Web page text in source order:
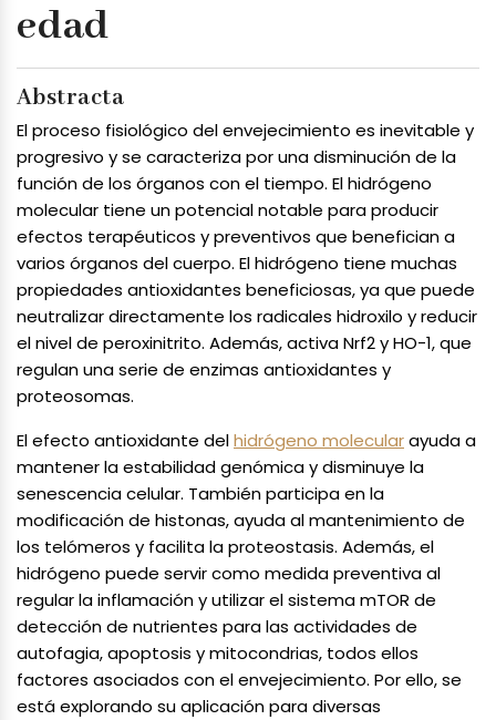
edad
Abstracta
El proceso fisiológico del envejecimiento es inevitable y
progresivo y se caracteriza por una disminución de la
función de los órganos con el tiempo. El hidrógeno
molecular tiene un potencial notable para producir
efectos terapéuticos y preventivos que benefician a
varios órganos del cuerpo. El hidrógeno tiene muchas
propiedades antioxidantes beneficiosas, ya que puede
neutralizar directamente los radicales hidroxilo y reducir
el nivel de peroxinitrito. Además, activa Nrf2 y HO-1, que
regulan una serie de enzimas antioxidantes y
proteosomas.
El efecto antioxidante delhidrógeno molecularayuda a
mantener la estabilidad genómica y disminuye la
senescencia celular. También participa en la
modificación de histonas, ayuda al mantenimiento de
los telómeros y facilita la proteostasis. Además, el
hidrógeno puede servir como medida preventiva al
regular la inflamación y utilizar el sistema mTOR de
detección de nutrientes para las actividades de
autofagia, apoptosis y mitocondrias, todos ellos
factores asociados con el envejecimiento. Por ello, se
está explorando su aplicación para diversas